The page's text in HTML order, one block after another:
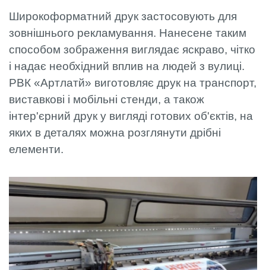
Широкоформатний друк застосовують для
зовнішнього рекламування. Нанесене таким
способом зображення виглядає яскраво, чітко
і надає необхідний вплив на людей з вулиці.
РВК «Артлатй» виготовляє друк на транспорт,
виставкові і мобільні стенди, а також
інтер'єрний друк у вигляді готових об'єктів, на
яких в деталях можна розглянути дрібні
елементи.